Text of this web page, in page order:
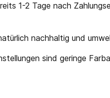
1-2 Tage nach
nachhaltig und
sind geringe